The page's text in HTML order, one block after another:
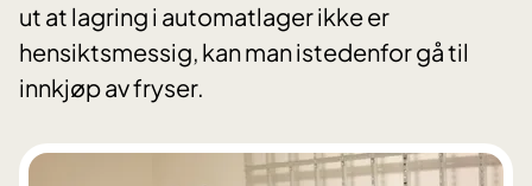
ut at lagring i automatlager ikke er
hensiktsmessig, kan man istedenfor gå til
innkjøp av fryser.